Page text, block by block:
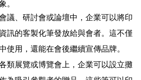
。
議、研討會或論壇中，企業可以將印
訊的客製化筆發放給與會者。這不僅
使用，還能在會後繼續宣傳品牌。
各類展覽或博覽會上，企業可以設立攤